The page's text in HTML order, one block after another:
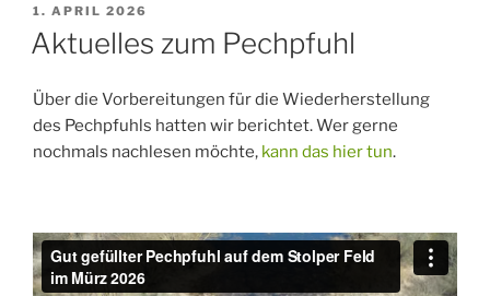
VERÖFFENTLICHT
AM
1. APRIL 2026
Aktuelles zum Pechpfuhl
Über die Vorbereitungen für die Wiederherstellung
des Pechpfuhls hatten wir berichtet. Wer gerne
nochmals nachlesen möchte, kann das hier tun.